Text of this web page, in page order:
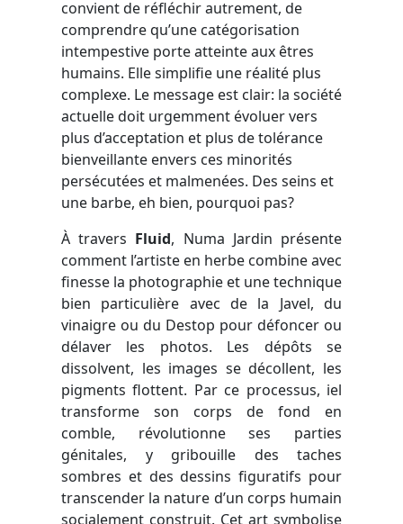
convient de réfléchir autrement, de
comprendre qu’une catégorisation
intempestive porte atteinte aux êtres
humains. Elle simplifie une réalité plus
complexe. Le message est clair: la société
actuelle doit urgemment évoluer vers
plus d’acceptation et plus de tolérance
bienveillante envers ces minorités
persécutées et malmenées. Des seins et
une barbe, eh bien, pourquoi pas?
À travers Fluid, Numa Jardin présente
comment l’artiste en herbe combine avec
finesse la photographie et une technique
bien particulière avec de la Javel, du
vinaigre ou du Destop pour défoncer ou
délaver les photos. Les dépôts se
dissolvent, les images se décollent, les
pigments flottent. Par ce processus, iel
transforme son corps de fond en
comble, révolutionne ses parties
génitales, y gribouille des taches
sombres et des dessins figuratifs pour
transcender la nature d’un corps humain
socialement construit. Cet art symbolise